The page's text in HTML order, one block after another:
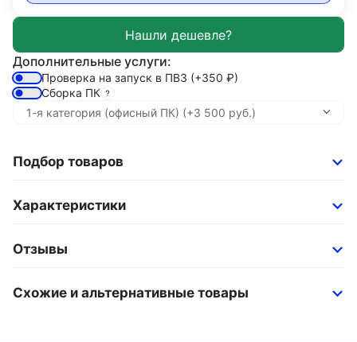
Дополнительные услуги:
Проверка на запуск в ПВЗ (+350 ₽)
Сборка ПК
Подбор товаров
Характеристики
Отзывы
Схожие и альтернативные товары